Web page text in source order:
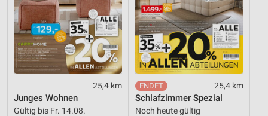
25,4 km
Junges Wohnen
Gültig bis Fr. 14.08.
25,4 km
Schlafzimmer Spezial
Noch heute gültig